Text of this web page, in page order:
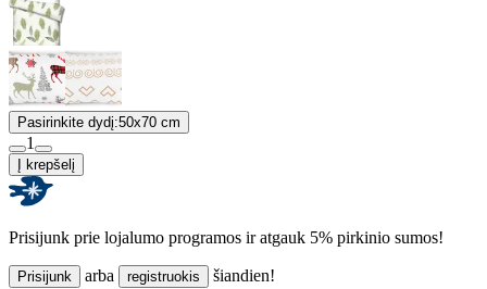
Pasirinkite dydį:50x70 cm
1
Į krepšelį
Prisijunk prie lojalumo programos ir atgauk 5% pirkinio sumos!
Prisijunk arba registruokis šiandien!